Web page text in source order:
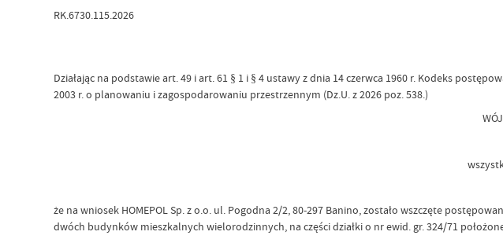
RK.6730.115.2026
Działając na podstawie art. 49 i art. 61 § 1 i § 4 ustawy z dnia 14 czerwca 1960 r. Kodeks
2003 r. o planowaniu i zagospodarowaniu przestrzennym (Dz.U. z 2026 poz. 538.)
że na wniosek HOMEPOL Sp. z o.o. ul. Pogodna 2/2, 80-297 Banino, zostało wszczęte
dwóch budynków mieszkalnych wielorodzinnych, na części działki o nr ewid. gr. 324/71